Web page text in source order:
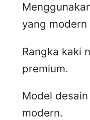
yang
Rangka kaki
premium.
Model
modern.